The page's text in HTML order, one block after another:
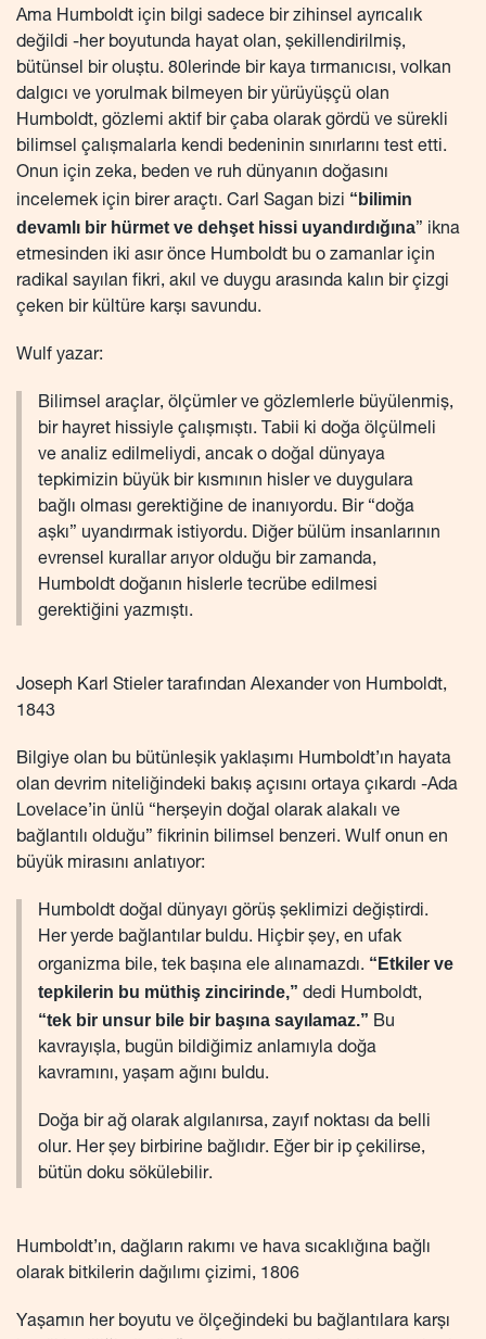
Ama Humboldt için bilgi sadece bir zihinsel ayrıcalık
değildi -her boyutunda hayat olan, şekillendirilmiş,
bütünsel bir oluştu. 80lerinde bir kaya tırmanıcısı, volkan
dalgıcı ve yorulmak bilmeyen bir yürüyüşçü olan
Humboldt, gözlemi aktif bir çaba olarak gördü ve sürekli
bilimsel çalışmalarla kendi bedeninin sınırlarını test etti.
Onun için zeka, beden ve ruh dünyanın doğasını
incelemek için birer araçtı. Carl Sagan bizi “bilimin
devamlı bir hürmet ve dehşet hissi uyandırdığına” ikna
etmesinden iki asır önce Humboldt bu o zamanlar için
radikal sayılan fikri, akıl ve duygu arasında kalın bir çizgi
çeken bir kültüre karşı savundu.
Wulf yazar:
Bilimsel araçlar, ölçümler ve gözlemlerle büyülenmiş,
bir hayret hissiyle çalışmıştı. Tabii ki doğa ölçülmeli
ve analiz edilmeliydi, ancak o doğal dünyaya
tepkimizin büyük bir kısmının hisler ve duygulara
bağlı olması gerektiğine de inanıyordu. Bir “doğa
aşkı” uyandırmak istiyordu. Diğer bülüm insanlarının
evrensel kurallar arıyor olduğu bir zamanda,
Humboldt doğanın hislerle tecrübe edilmesi
gerektiğini yazmıştı.
Joseph Karl Stieler tarafından Alexander von Humboldt,
1843
Bilgiye olan bu bütünleşik yaklaşımı Humboldt’ın hayata
olan devrim niteliğindeki bakış açısını ortaya çıkardı -Ada
Lovelace’in ünlü “herşeyin doğal olarak alakalı ve
bağlantılı olduğu” fikrinin bilimsel benzeri. Wulf onun en
büyük mirasını anlatıyor:
Humboldt doğal dünyayı görüş şeklimizi değiştirdi.
Her yerde bağlantılar buldu. Hiçbir şey, en ufak
organizma bile, tek başına ele alınamazdı. “Etkiler ve
tepkilerin bu müthiş zincirinde,” dedi Humboldt,
“tek bir unsur bile bir başına sayılamaz.” Bu
kavrayışla, bugün bildiğimiz anlamıyla doğa
kavramını, yaşam ağını buldu.
Doğa bir ağ olarak algılanırsa, zayıf noktası da belli
olur. Her şey birbirine bağlıdır. Eğer bir ip çekilirse,
bütün doku sökülebilir.
Humboldt’ın, dağların rakımı ve hava sıcaklığına bağlı
olarak bitkilerin dağılımı çizimi, 1806
Yaşamın her boyutu ve ölçeğindeki bu bağlantılara karşı